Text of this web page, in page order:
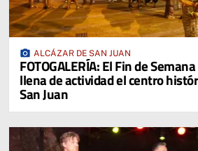
photo_camera ALCÁZAR DE SAN JUAN
FOTOGALERÍA: El Fin de
llena de actividad el centro
San Juan